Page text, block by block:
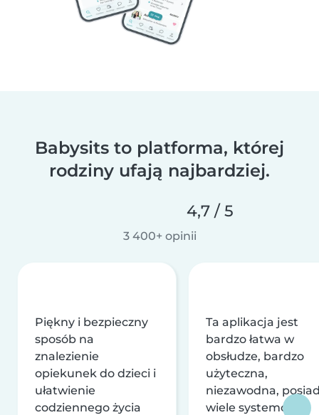
Babysits to platforma, której
rodziny ufają najbardziej.
4,7 / 5
3 400+ opinii
Piękny i bezpieczny
sposób na
znalezienie
opiekunek do dzieci i
ułatwienie
codziennego życia
Ta aplikacja jest
bardzo łatwa w
obsłudze, bardzo
użyteczna,
niezawodna,
wiele systemów